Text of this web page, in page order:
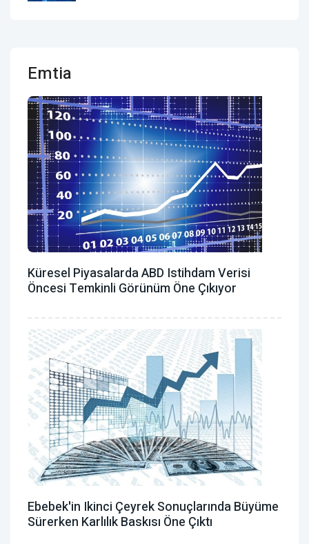
Emtia
Küresel Piyasalarda ABD Istihdam Verisi
Öncesi Temkinli Görünüm Öne Çıkıyor
Ebebek'in Ikinci Çeyrek Sonuçlarında Büyüme
Sürerken Karlılık Baskısı Öne Çıktı